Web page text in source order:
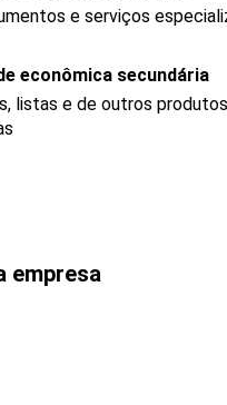
e serviços
econômica secundária
listas e de outros
empresa